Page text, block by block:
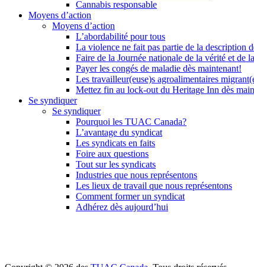
Cannabis responsable
Moyens d’action
Moyens d’action
L’abordabilité pour tous
La violence ne fait pas partie de la description
Faire de la Journée nationale de la vérité et de
Payer les congés de maladie dès maintenant!
Les travailleur(euse)s agroalimentaires
Mettez fin au lock-out du Heritage Inn dès
Se syndiquer
Se syndiquer
Pourquoi les TUAC Canada?
L’avantage du syndicat
Les syndicats en faits
Foire aux questions
Tout sur les syndicats
Industries que nous représentons
Les lieux de travail que nous représentons
Comment former un syndicat
Adhérez dès aujourd’hui